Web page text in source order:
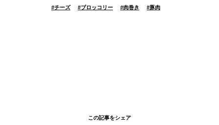
#チーズ #ブロッコリー #肉巻き #豚肉
この記事をシェア